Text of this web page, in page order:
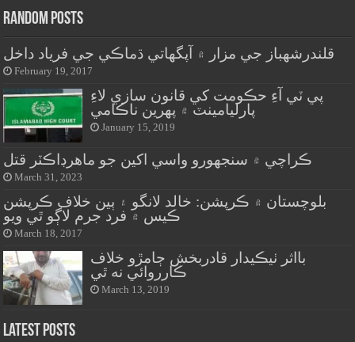
Random Posts
قلندرشهباز جي مزار ۾ آپگهاتي ڌماڪي جي فرياد داخل
February 19, 2017
پي ٽي آءِ حڪومت کي قانون سازي لاءِ
پارليامينٽ ۾ پهرين ناڪامي
January 15, 2019
ڪراچي ۾ سنجهورو واسي اکين جو ماهرڊاڪٽر قتل
March 31, 2023
بلوچستان ۾ ڪرپشن: خالد لانگو ۽ ٻين خلاف ڪرپشن
ڪيس ۾ فرد جرم لاڳو ٿي ويو
March 18, 2017
بااثر ٺيڪيدار قادربخش ڄامڙو خلاف
ڪارروائي نه ٿي
March 13, 2019
Latest Posts